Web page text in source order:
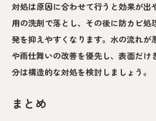
対処は原因に合わせて行うと効果が出
用の洗剤で落とし、その後に防カビ処
発を抑えやすくなります。水の流れが
や雨仕舞いの改善を優先し、表面だけ
分は構造的な対処を検討しましょう。
まとめ